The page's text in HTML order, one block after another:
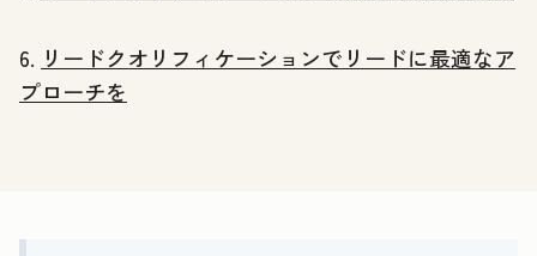
6. リードクオリフィケーションでリードに最適なア
プローチを